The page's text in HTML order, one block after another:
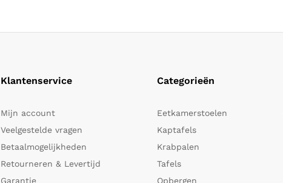
Klantenservice
Mijn account
Veelgestelde vragen
Betaalmogelijkheden
Retourneren & Levertijd
Garantie
Categorieën
Eetkamerstoelen
Kaptafels
Krabpalen
Tafels
Opbergen